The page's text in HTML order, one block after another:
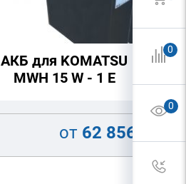
АКБ для KOMATSU
MWH 15 W - 1 E
от 62 856
0
0